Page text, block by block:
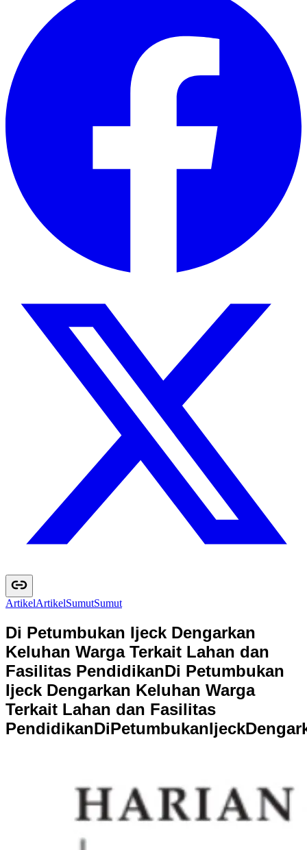
ArtikelArtikelSumutSumut
Di Petumbukan Ijeck Dengarkan
Keluhan Warga Terkait Lahan dan
Fasilitas PendidikanDi Petumbukan
Ijeck Dengarkan Keluhan Warga
Terkait Lahan dan Fasilitas
PendidikanDiPetumbukanIjeckDengar